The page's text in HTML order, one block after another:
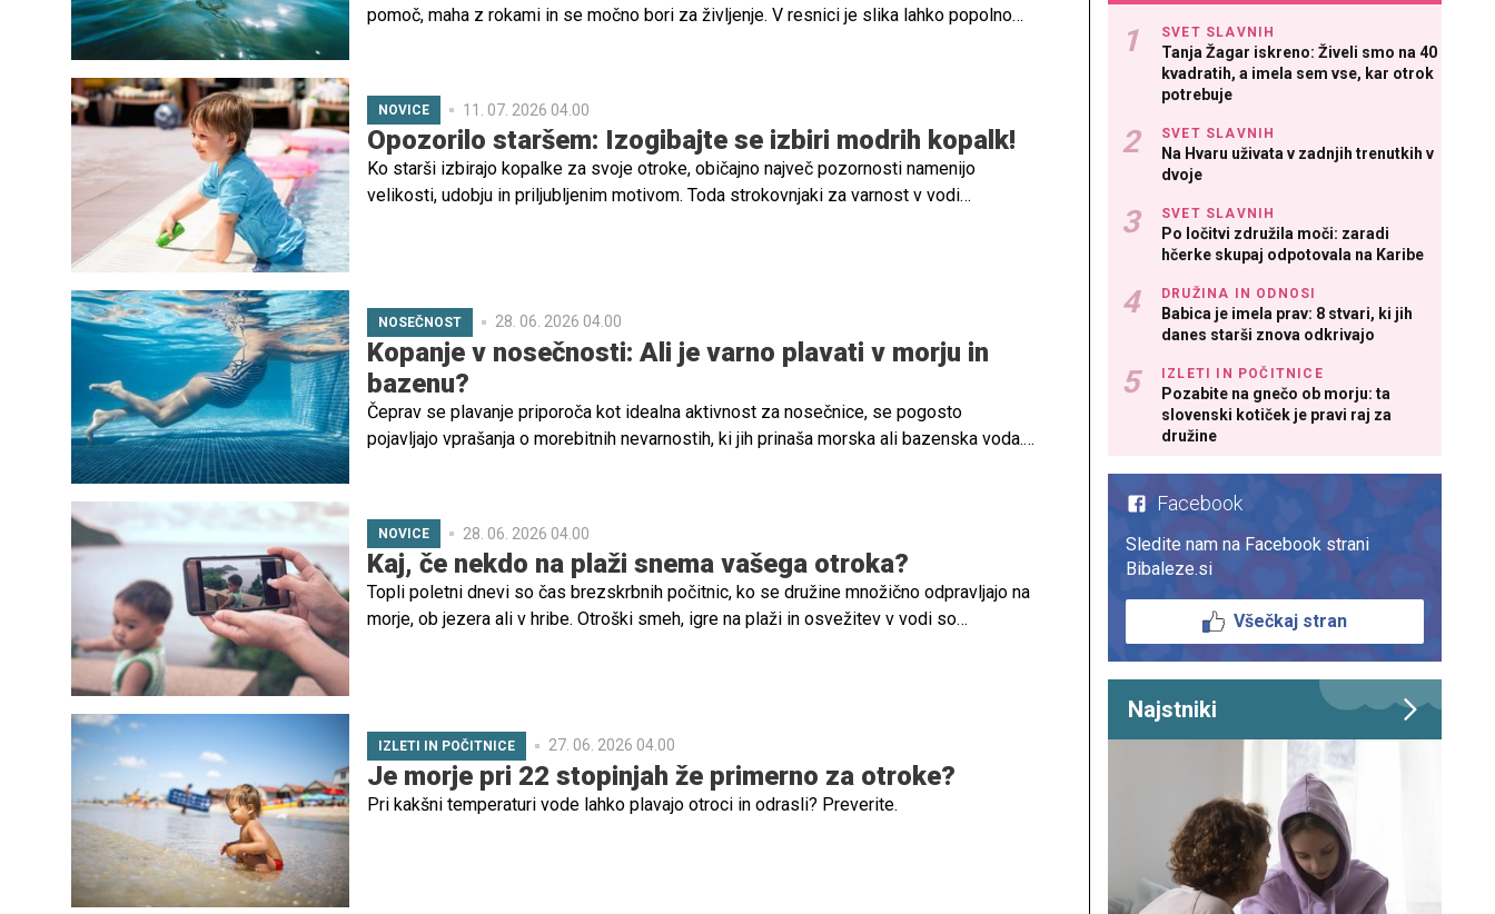
pomoč, maha z rokami in se močno bori za življenje. V resnici je slika lahko popolnoma
NOVICE 11. 07. 2026 04.00
Opozorilo staršem: Izogibajte se izbiri modrih kopalk!
Ko starši izbirajo kopalke za svoje otroke, običajno največ pozornosti namenijo
velikosti, udobju in priljubljenim motivom. Toda strokovnjaki za varnost v vodi
NOSEČNOST 28. 06. 2026 04.00
Kopanje v nosečnosti: Ali je varno plavati v morju in
bazenu?
Čeprav se plavanje priporoča kot idealna aktivnost za nosečnice, se pogosto
pojavljajo vprašanja o morebitnih nevarnostih, ki jih prinaša morska ali bazenska voda.
NOVICE 28. 06. 2026 04.00
Kaj, če nekdo na plaži snema vašega otroka?
Topli poletni dnevi so čas brezskrbnih počitnic, ko se družine množično odpravljajo na
morje, ob jezera ali v hribe. Otroški smeh, igre na plaži in osvežitev v vodi so
IZLETI IN POČITNICE 27. 06. 2026 04.00
Je morje pri 22 stopinjah že primerno za otroke?
Pri kakšni temperaturi vode lahko plavajo otroci in odrasli? Preverite.
SVET SLAVNIH
Tanja Žagar iskreno: Živeli smo na 40
kvadratih, a imela sem vse, kar otrok
potrebuje
SVET SLAVNIH
Na Hvaru uživata v zadnjih trenutkih v
dvoje
SVET SLAVNIH
Po ločitvi združila moči: zaradi
hčerke skupaj odpotovala na Karibe
DRUŽINA IN ODNOSI
Babica je imela prav: 8 stvari, ki jih
danes starši znova odkrivajo
IZLETI IN POČITNICE
Pozabite na gnečo ob morju: ta
slovenski kotiček je pravi raj za
družine
Facebook
Sledite nam na Facebook strani
Bibaleze.si
Všečkaj stran
Najstniki